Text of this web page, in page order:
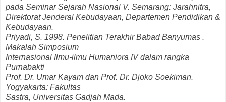
pada Seminar Sejarah Nasional V. Semarang: Jarahnitra,
Direktorat Jenderal Kebudayaan, Departemen Pendidikan &
Kebudayaan.
Priyadi, S. 1998. Penelitian Terakhir Babad Banyumas .
Makalah Simposium
Internasional Ilmu-ilmu Humaniora IV dalam rangka
Purnabakti
Prof. Dr. Umar Kayam dan Prof. Dr. Djoko Soekiman.
Yogyakarta: Fakultas
Sastra, Universitas Gadjah Mada.